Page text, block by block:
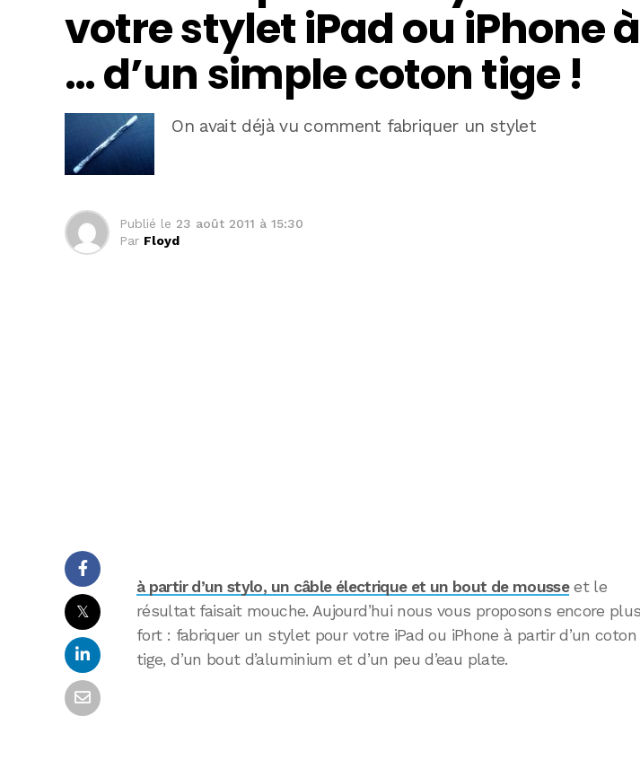
votre stylet iPad ou iPhone
… d’un simple coton tige !
On avait déjà vu comment fabriquer un stylet
Publié le 23 août 2011 à 15:30
Par Floyd
𝕏
à partir d’un stylo, un câble électrique et un bout de mousseet le
résultat faisait mouche. Aujourd’hui nous vous proposons encore plus
fort : fabriquer un stylet pour votre iPad ou iPhone à partir d’un coton
tige, d’un bout d’aluminium et d’un peu d’eau plate.